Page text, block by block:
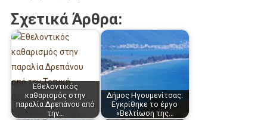
Σχετικά Άρθρα:
Εθελοντικός
καθαρισμός στην
παραλία Δρεπάνου από
την…
Δήμος Ηγουμενίτσας:
Εγκρίθηκε το έργο
«Βελτίωση της…